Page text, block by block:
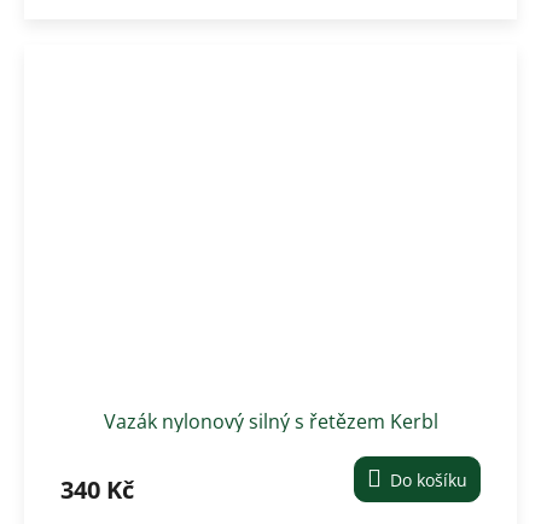
Vazák nylonový silný s řetězem Kerbl
340 Kč Do košíku